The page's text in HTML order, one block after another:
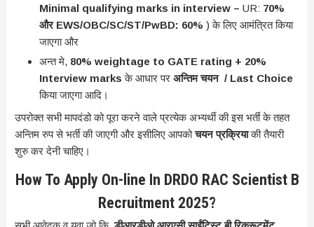
Minimal qualifying marks in interview – UR: 70%
और EWS/OBC/SC/ST/PwBD: 60% ) के लिए आमंत्रित किया
जाएगा और
अन्त मे, 80% weightage to GATE rating + 20%
Interview marksके आधार पर अन्तिम चयन / Last Choice
किया जाएगा आदि।
उपरोक्त सभी मापदंडो को पूरा करने वाले प्रत्येक अभ्यर्थी की इस भर्ती के तहत
अन्तिम रुप से भर्ती की जाएगी और इसीलिए आपकोचयन प्रक्रियाकी तैयारी
शुरु कर देनी चाहिए।
How To Apply On-line In DRDO RAC Scientist B
Recruitment 2025?